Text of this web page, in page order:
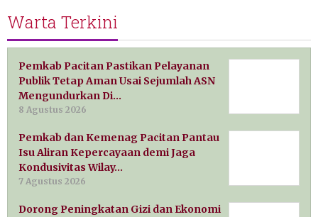
Warta Terkini
Pemkab Pacitan Pastikan Pelayanan
Publik Tetap Aman Usai Sejumlah ASN
Mengundurkan Di…
8 Agustus 2026
Pemkab dan Kemenag Pacitan Pantau
Isu Aliran Kepercayaan demi Jaga
Kondusivitas Wilay…
7 Agustus 2026
Dorong Peningkatan Gizi dan Ekonomi